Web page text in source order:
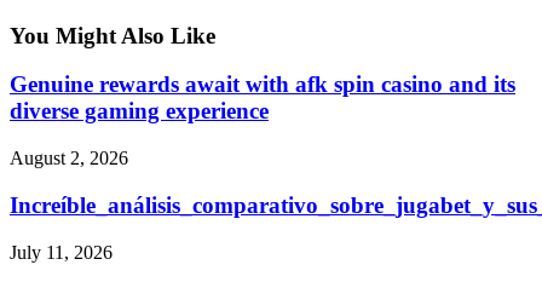
You Might Also Like
Genuine rewards await with afk spin casino and its
diverse gaming experience
August 2, 2026
July 11, 2026